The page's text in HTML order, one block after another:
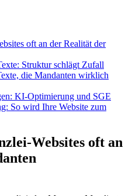
oft an der Realität der
Struktur schlägt Zufall
die Mandanten wirklich
KI-Optimierung und SGE
So wird Ihre Website zum
Websites oft an